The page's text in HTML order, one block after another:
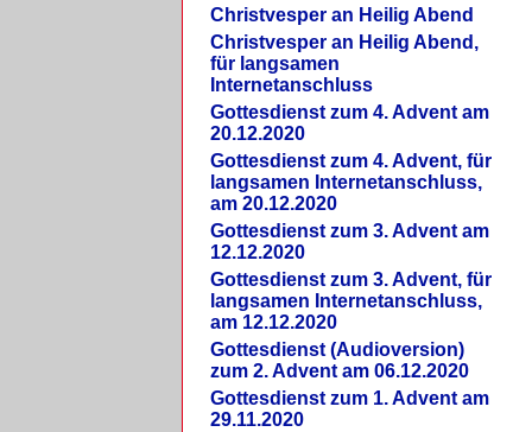
Christvesper an Heilig Abend
Christvesper an Heilig Abend,
für langsamen
Internetanschluss
Gottesdienst zum 4. Advent am
20.12.2020
Gottesdienst zum 4. Advent, für
langsamen Internetanschluss,
am 20.12.2020
Gottesdienst zum 3. Advent am
12.12.2020
Gottesdienst zum 3. Advent, für
langsamen Internetanschluss,
am 12.12.2020
Gottesdienst (Audioversion)
zum 2. Advent am 06.12.2020
Gottesdienst zum 1. Advent am
29.11.2020